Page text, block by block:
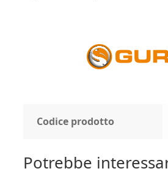
Codice prodotto
Potrebbe